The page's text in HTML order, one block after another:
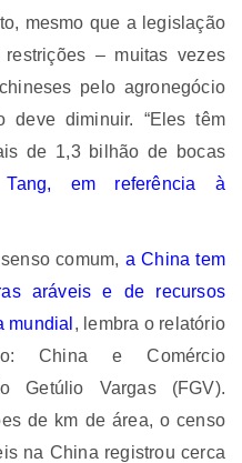
mesmo que a legislação
– muitas vezes
pelo agronegócio
deve diminuir. “Eles têm
de 1,3 bilhão de bocas
Tang, em referência à
comum, a China tem
aráveis e de recursos
mundial , lembra o relatório
China e Comércio
Getúlio Vargas (FGV).
de km de área, o censo
na China registrou cerca